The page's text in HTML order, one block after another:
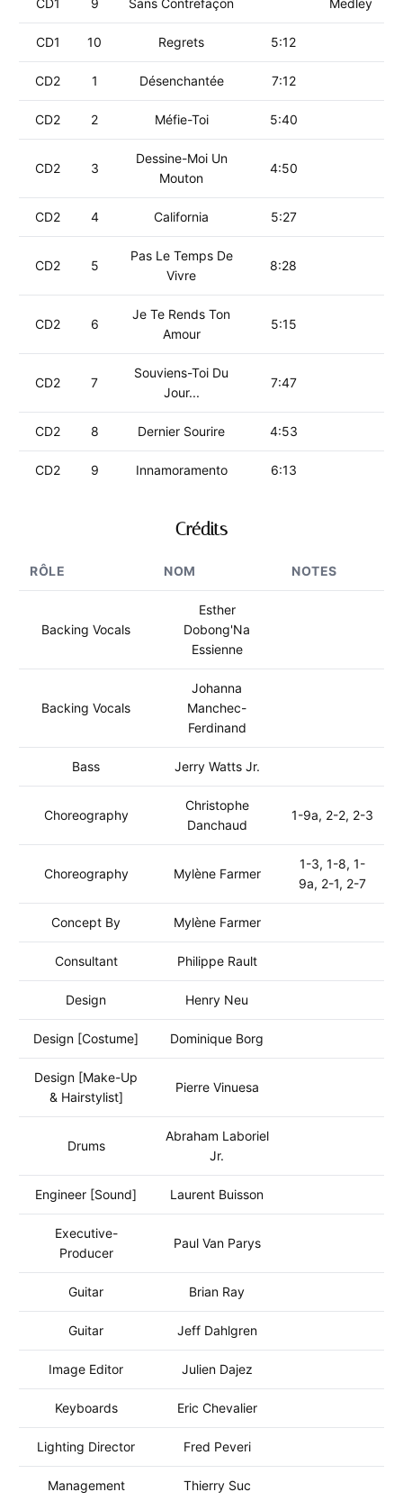
CD1 10 Regrets 5:12
CD2 1 Désenchantée 7:12
CD2 2 Méfie-Toi 5:40
CD2 3
Dessine-Moi Un
Mouton
4:50
CD2 4 California 5:27
CD2 5
Pas Le Temps De
Vivre
8:28
CD2 6
Je Te Rends Ton
Amour
5:15
CD2 7
Souviens-Toi Du
Jour...
7:47
CD2 8 Dernier Sourire 4:53
CD2 9 Innamoramento 6:13
Crédits
RÔLE NOM NOTES
Backing Vocals
Esther
Dobong'Na
Essienne
Backing Vocals
Johanna
Manchec-
Ferdinand
Bass Jerry Watts Jr.
Choreography
Christophe
Danchaud
1-9a, 2-2, 2-3
Choreography Mylène Farmer
1-3, 1-8, 1-
9a, 2-1, 2-7
Concept By Mylène Farmer
Consultant Philippe Rault
Design Henry Neu
Design [Costume] Dominique Borg
Design [Make-Up
& Hairstylist]
Pierre Vinuesa
Drums
Abraham Laboriel
Jr.
Engineer [Sound] Laurent Buisson
Executive-
Producer
Paul Van Parys
Guitar Brian Ray
Guitar Jeff Dahlgren
Image Editor Julien Dajez
Keyboards Eric Chevalier
Lighting Director Fred Peveri
Management Thierry Suc